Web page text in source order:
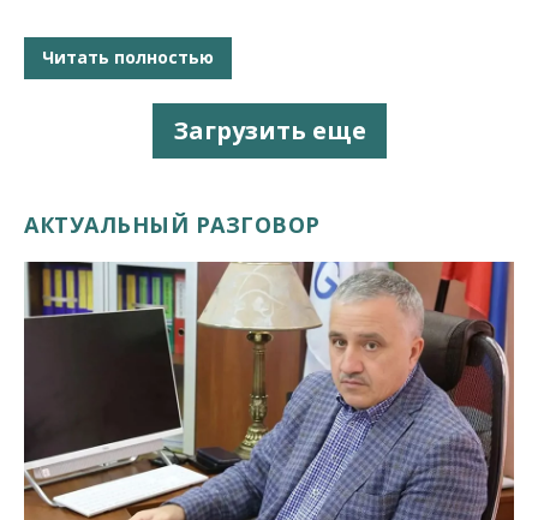
Читать полностью
Загрузить еще
АКТУАЛЬНЫЙ РАЗГОВОР